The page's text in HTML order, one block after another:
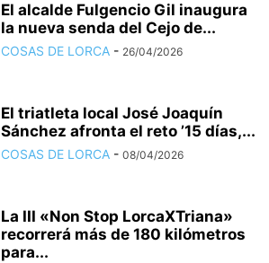
El alcalde Fulgencio Gil inaugura
la nueva senda del Cejo de...
COSAS DE LORCA - 26/04/2026
El triatleta local José Joaquín
Sánchez afronta el reto ’15 días,...
COSAS DE LORCA - 08/04/2026
La III «Non Stop LorcaXTriana»
recorrerá más de 180 kilómetros
para...